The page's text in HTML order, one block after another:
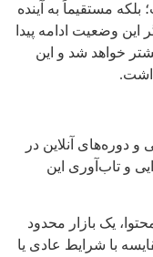
مستقیماً به آینده
وضعیت ادامه پیدا
خواهد شد و این
دوره‌های آنلاین در
و تاب‌آوری این
یک بازار محدود
با شرایط عادی یا